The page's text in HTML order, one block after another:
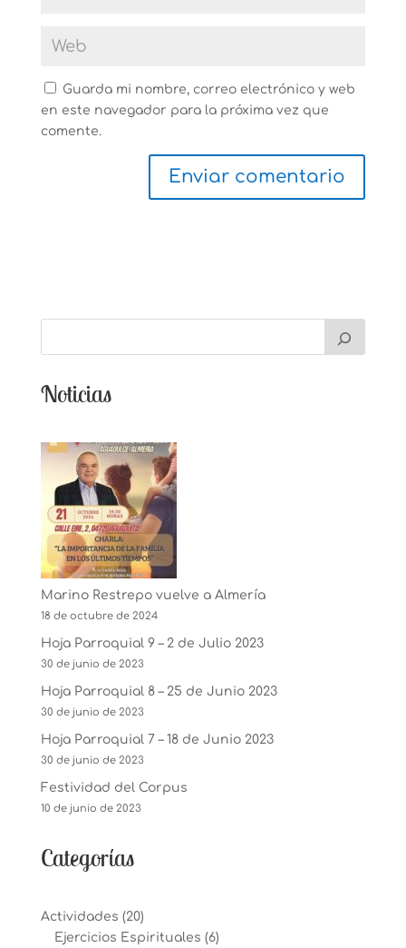
Guarda mi nombre, correo electrónico y web
en este navegador para la próxima vez que
comente.
Noticias
Marino Restrepo vuelve a Almería
18 de octubre de 2024
Hoja Parroquial 9 – 2 de Julio 2023
30 de junio de 2023
Hoja Parroquial 8 – 25 de Junio 2023
30 de junio de 2023
Hoja Parroquial 7 – 18 de Junio 2023
30 de junio de 2023
Festividad del Corpus
10 de junio de 2023
Categorías
Actividades (20)
Ejercicios Espirituales (6)